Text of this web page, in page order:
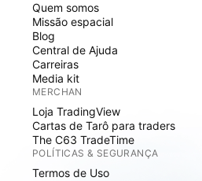
Quem somos
Missão espacial
Blog
Central de Ajuda
Carreiras
Media kit
MERCHAN
Loja TradingView
Cartas de Tarô para traders
The C63 TradeTime
POLÍTICAS & SEGURANÇA
Termos de Uso